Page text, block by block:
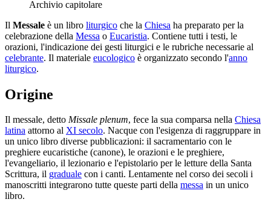
Archivio capitolare
Il Messale è un libro liturgico che la Chiesa ha preparato per la
celebrazione della Messa o Eucaristia. Contiene tutti i testi, le
orazioni, l'indicazione dei gesti liturgici e le rubriche necessarie al
celebrante. Il materiale eucologico è organizzato secondo l'anno
liturgico.
Origine
Il messale, detto Missale plenum, fece la sua comparsa nella Chiesa
latina attorno al XI secolo. Nacque con l'esigenza di raggruppare in
un unico libro diverse pubblicazioni: il sacramentario con le
preghiere eucaristiche (canone), le orazioni e le preghiere,
l'evangeliario, il lezionario e l'epistolario per le letture della Santa
Scrittura, il graduale con i canti. Lentamente nel corso dei secoli i
manoscritti integrarono tutte queste parti della messa in un unico
libro.